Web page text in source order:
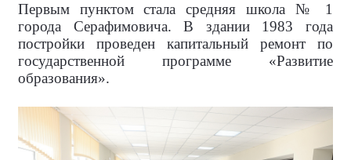
Первым пунктом стала средняя школа № 1
города Серафимовича. В здании 1983 года
постройки проведен капитальный ремонт по
государственной программе «Развитие
образования».